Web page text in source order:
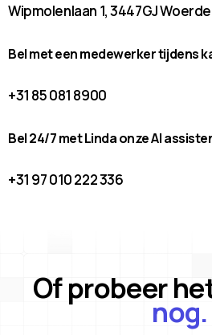
Wipmolenlaan 1, 3447GJ
Bel met een medewerker tijdens
+31 85 081 8900
Bel 24/7 met Linda onze AI
+31 97 010 222 336
Of probeer
nog.